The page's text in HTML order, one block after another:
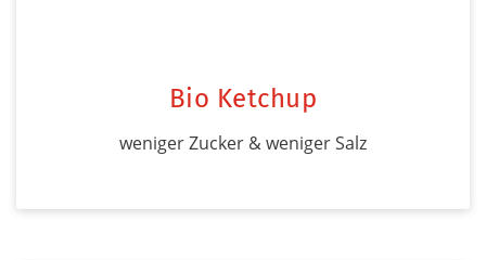
Bio Ketchup
weniger Zucker & weniger Salz